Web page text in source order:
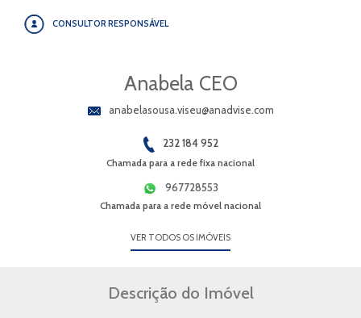
CONSULTOR RESPONSÁVEL
Anabela CEO
anabelasousa.viseu@anadvise.com
232 184 952
Chamada para a rede fixa nacional
967728553
Chamada para a rede móvel nacional
VER TODOS OS IMÓVEIS
Descrição do Imóvel